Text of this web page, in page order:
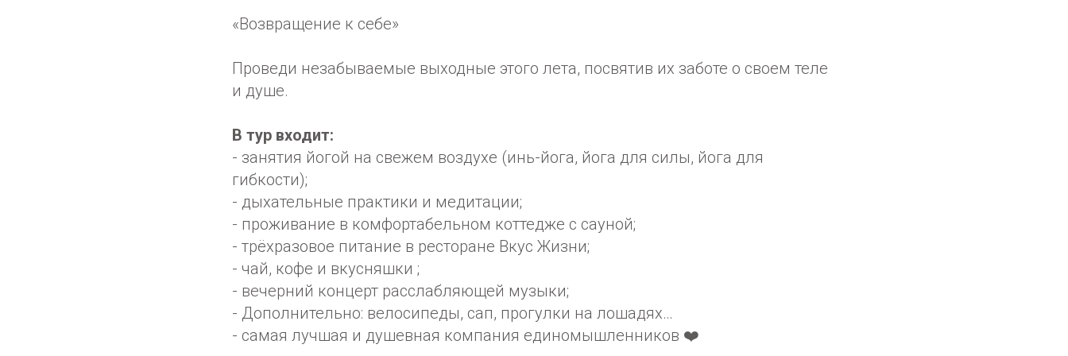
«Возвращение к себе»
Проведи незабываемые выходные этого лета, посвятив их заботе о своем теле
и душе.
В тур входит:
- занятия йогой на свежем воздухе (инь-йога, йога для силы, йога для
гибкости);
- дыхательные практики и медитации;
- ⁠проживание в комфортабельном коттедже с сауной;
- трёхразовое питание в ресторане Вкус Жизни;
- чай, кофе и вкусняшки ;
- вечерний концерт расслабляющей музыки;
- Дополнительно: велосипеды, сап, прогулки на лошадях…
- самая лучшая и душевная компания единомышленников ❤️